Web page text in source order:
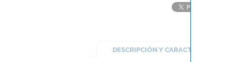
DESCRIPCIÓN Y CARACTERÍSTICAS